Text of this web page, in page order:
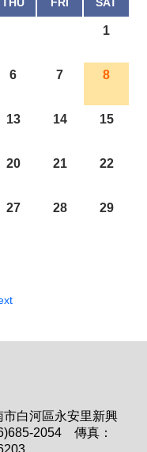
1
6 7 8
13 14 15
20 21 22
27 28 29
白河區永安里新興
2054 傳真：